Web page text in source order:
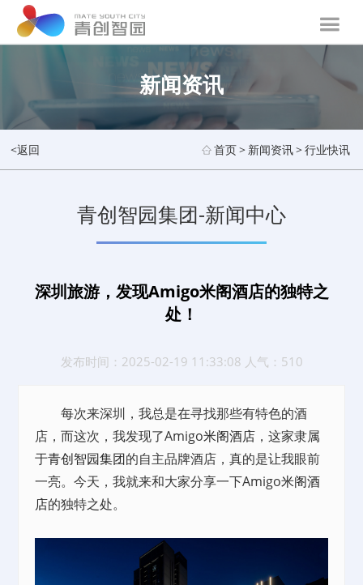
新闻资讯
<返回 首页> 新闻资讯>行业快讯
青创智园集团-新闻中心
深圳旅游，发现Amigo米阁酒店的独特之
处！
发布时间：2025-02-19 11:33:08 人气：510
每次来深圳，我总是在寻找那些有特色的酒
店，而这次，我发现了Amigo米阁酒店 ，这家隶属
于青创智园集团的自主品牌酒店，真的是让我眼前
一亮。今天，我就来和大家分享一下Amigo米阁酒
店的独特之处。